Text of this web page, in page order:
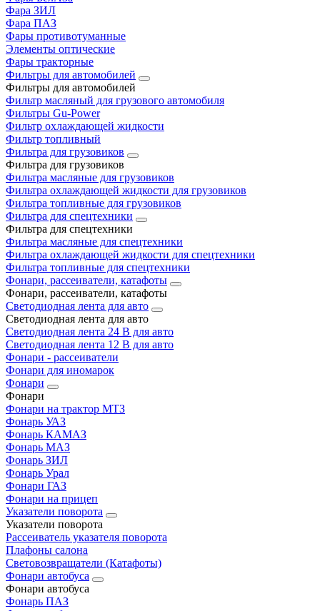
Фара ЗИЛ
Фара ПАЗ
Фары противотуманные
Элементы оптические
Фары тракторные
Фильтры для автомобилей
Фильтры для автомобилей
Фильтр масляный для грузового автомобиля
Фильтры Gu-Power
Фильтр охлаждающей жидкости
Фильтр топливный
Фильтра для грузовиков
Фильтра для грузовиков
Фильтра масляные для грузовиков
Фильтра охлаждающей жидкости для грузовиков
Фильтра топливные для грузовиков
Фильтра для спецтехники
Фильтра для спецтехники
Фильтра масляные для спецтехники
Фильтра охлаждающей жидкости для спецтехники
Фильтра топливные для спецтехники
Фонари, рассеиватели, катафоты
Фонари, рассеиватели, катафоты
Светодиодная лента для авто
Светодиодная лента для авто
Светодиодная лента 24 В для авто
Светодиодная лента 12 В для авто
Фонари - рассеиватели
Фонари для иномарок
Фонари
Фонари
Фонари на трактор МТЗ
Фонарь УАЗ
Фонарь КАМАЗ
Фонарь МАЗ
Фонарь ЗИЛ
Фонарь Урал
Фонари ГАЗ
Фонари на прицеп
Указатели поворота
Указатели поворота
Рассеиватель указателя поворота
Плафоны салона
Световозвращатели (Катафоты)
Фонари автобуса
Фонари автобуса
Фонарь ПАЗ